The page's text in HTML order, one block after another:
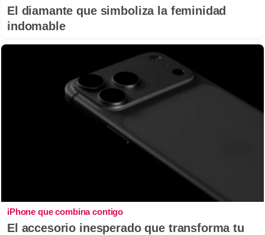
El diamante que simboliza la feminidad
indomable
iPhone que combina contigo
El accesorio inesperado que transforma tu